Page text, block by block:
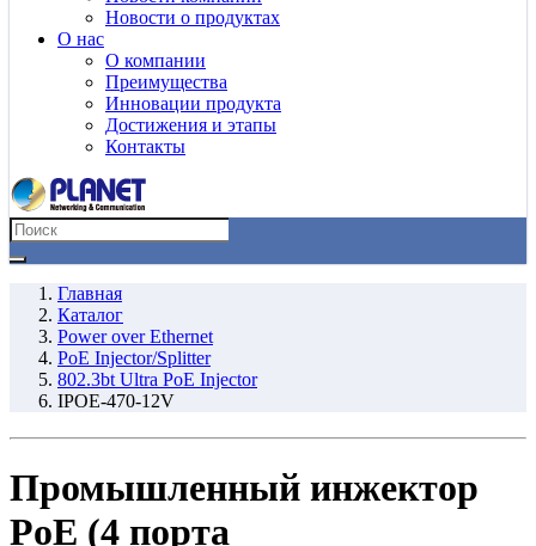
Новости о продуктах
О нас
О компании
Преимущества
Инновации продукта
Достижения и этапы
Контакты
Главная
Каталог
Power over Ethernet
PoE Injector/Splitter
802.3bt Ultra PoE Injector
IPOE-470-12V
Промышленный инжектор
PoE (4 порта